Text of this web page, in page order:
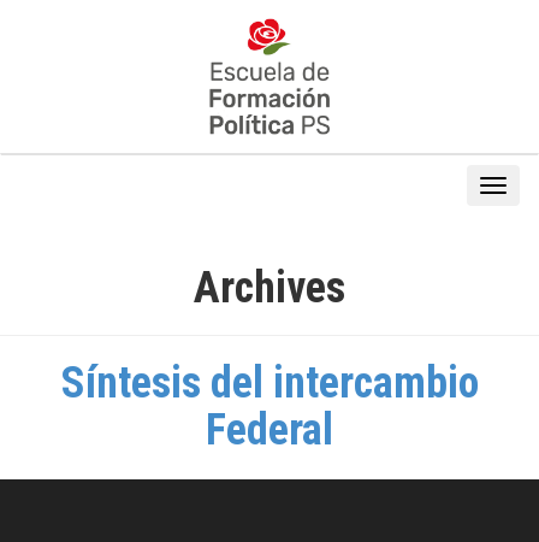
Archives
Síntesis del intercambio
Federal